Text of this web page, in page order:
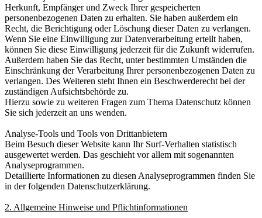
Herkunft, Empfänger und Zweck Ihrer gespeicherten
personenbezogenen Daten zu erhalten. Sie haben außerdem ein
Recht, die Berichtigung oder Löschung dieser Daten zu verlangen.
Wenn Sie eine Einwilligung zur Datenverarbeitung erteilt haben,
können Sie diese Einwilligung jederzeit für die Zukunft widerrufen.
Außerdem haben Sie das Recht, unter bestimmten Umständen die
Einschränkung der Verarbeitung Ihrer personenbezogenen Daten zu
verlangen. Des Weiteren steht Ihnen ein Beschwerderecht bei der
zuständigen Aufsichtsbehörde zu.
Hierzu sowie zu weiteren Fragen zum Thema Datenschutz können
Sie sich jederzeit an uns wenden.
Analyse-Tools und Tools von Drittanbietern
Beim Besuch dieser Website kann Ihr Surf-Verhalten statistisch
ausgewertet werden. Das geschieht vor allem mit sogenannten
Analyseprogrammen.
Detaillierte Informationen zu diesen Analyseprogrammen finden Sie
in der folgenden Datenschutzerklärung.
2. Allgemeine Hinweise und Pflichtinformationen